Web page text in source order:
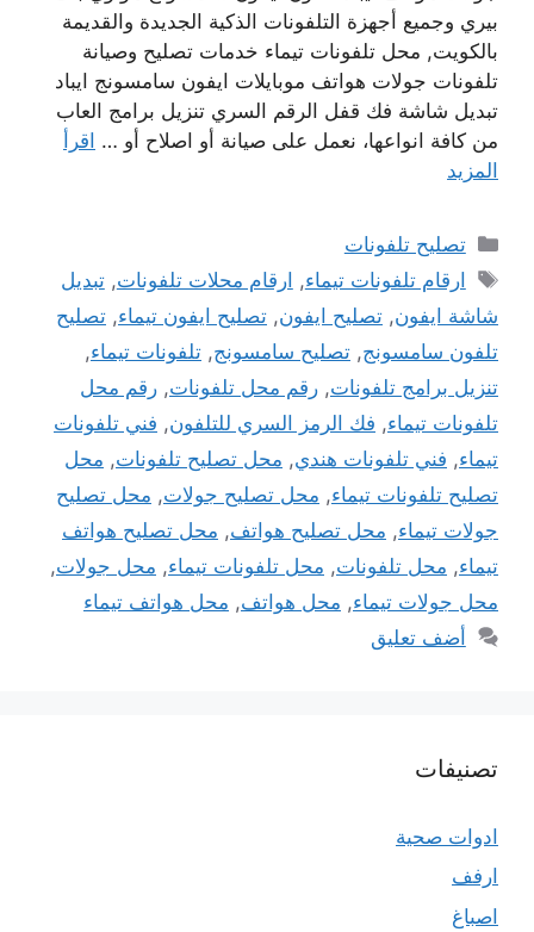
بيري وجميع أجهزة التلفونات الذكية الجديدة والقديمة
بالكويت, محل تلفونات تيماء خدمات تصليح وصيانة
تلفونات جولات هواتف موبايلات ايفون سامسونج ايباد
تبديل شاشة فك قفل الرقم السري تنزيل برامج العاب
من كافة انواعها، نعمل على صيانة أو اصلاح أو … اقرأ
المزيد
التصنيفات
تصليح تلفونات
الوسوم
ارقام تلفونات تيماء, ارقام محلات تلفونات,تبديل
شاشة ايفون, تصليح ايفون, تصليح ايفون تيماء, تصليح
تلفون سامسونج, تصليح سامسونج, تلفونات تيماء,
تنزيل برامج تلفونات, رقم محل تلفونات, رقم محل
تلفونات تيماء, فك الرمز السري للتلفون, فني تلفونات
تيماء, فني تلفونات هندي, محل تصليح تلفونات, محل
تصليح تلفونات تيماء, محل تصليح جولات, محل تصليح
جولات تيماء, محل تصليح هواتف, محل تصليح هواتف
تيماء, محل تلفونات, محل تلفونات تيماء, محل جولات,
محل جولات تيماء, محل هواتف, محل هواتف تيماء
أضف تعليق
تصنيفات
ادوات صحية
ارفف
اصباغ